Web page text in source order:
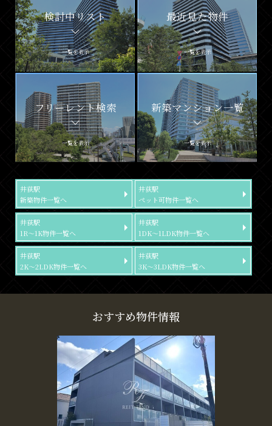
検討中リスト
一覧を表示
最近見た物件
一覧を表示
フリーレント検索
一覧を表示
新築マンション一覧
一覧を表示
井荻駅
新築物件一覧へ
井荻駅
ペット可物件一覧へ
井荻駅
1R～1K物件一覧へ
井荻駅
1DK～1LDK物件一覧へ
井荻駅
2K～2LDK物件一覧へ
井荻駅
3K～3LDK物件一覧へ
おすすめ物件情報